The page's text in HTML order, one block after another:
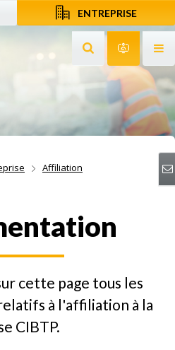
ENTREPRISE
Rechercher sur
Affiliation
cette page tous les
à l'affiliation à la
CIBTP.